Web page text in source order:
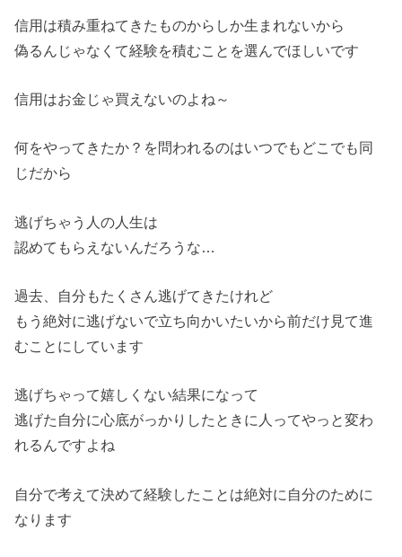
信用は積み重ねてきたものからしか生まれないから
偽るんじゃなくて経験を積むことを選んでほしいです
信用はお金じゃ買えないのよね～
何をやってきたか？を問われるのはいつでもどこでも同
じだから
逃げちゃう人の人生は
認めてもらえないんだろうな…
過去、自分もたくさん逃げてきたけれど
もう絶対に逃げないで立ち向かいたいから前だけ見て進
むことにしています
逃げちゃって嬉しくない結果になって
逃げた自分に心底がっかりしたときに人ってやっと変わ
れるんですよね
自分で考えて決めて経験したことは絶対に自分のために
なります